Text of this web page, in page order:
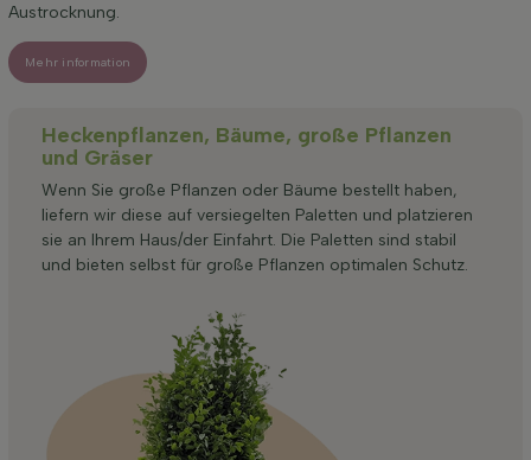
Austrocknung.
Mehr information
Heckenpflanzen, Bäume, große Pflanzen
und Gräser
Wenn Sie große Pflanzen oder Bäume bestellt haben,
liefern wir diese auf versiegelten Paletten und platzieren
sie an Ihrem Haus/der Einfahrt. Die Paletten sind stabil
und bieten selbst für große Pflanzen optimalen Schutz.